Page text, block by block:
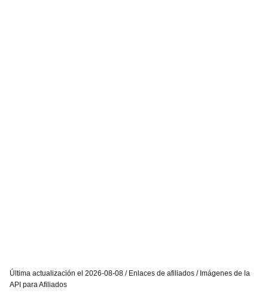
Última actualización el 2026-08-08 / Enlaces de afiliados / Imágenes de la
API para Afiliados